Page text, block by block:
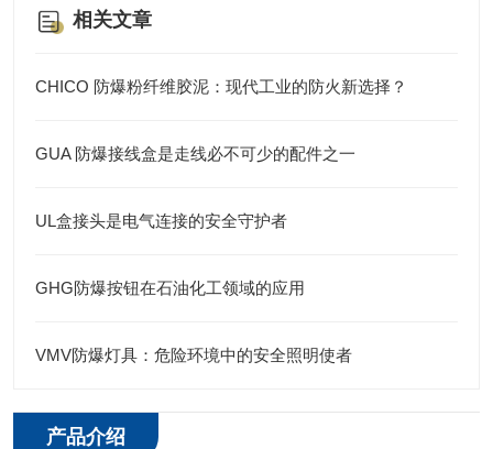
相关文章
CHICO 防爆粉纤维胶泥：现代工业的防火新选择？
GUA 防爆接线盒是走线必不可少的配件之一
UL盒接头是电气连接的安全守护者
GHG防爆按钮在石油化工领域的应用
VMV防爆灯具：危险环境中的安全照明使者
产品介绍